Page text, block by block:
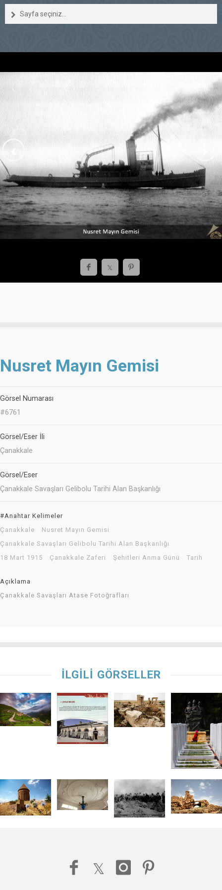
Sayfa seçiniz...
Nusret Mayın Gemisi
Görsel Numarası
#6761
Görsel/Eser İli
Çanakkale
Görsel/Eser
Çanakkale Savaşları Gelibolu Tarihi Alan Başkanlığı
#Anahtar Kelimeler
Çanakkale
Nusret Mayın Gemisi
Çanakkale Savaşları Gelibolu Tarihi Alan Başkanlığı
18 Mart 1915
Çanakkale Zaferi Şehitleri Anma Günü Tarih
Açıklama
Çanakkale Savaşları Atase Fotoğrafları
İLGİLİ GÖRSELLER